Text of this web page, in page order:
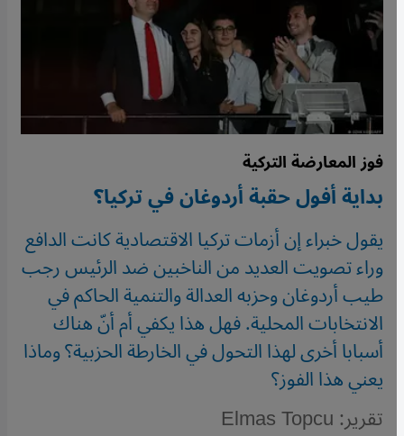
فوز المعارضة التركية
بداية أفول حقبة أردوغان في تركيا؟
يقول خبراء إن أزمات تركيا الاقتصادية كانت الدافع
وراء تصويت العديد من الناخبين ضد الرئيس رجب
طيب أردوغان وحزبه العدالة والتنمية الحاكم في
الانتخابات المحلية. فهل هذا يكفي أم أنّ هناك
أسبابا أخرى لهذا التحول في الخارطة الحزبية؟ وماذا
يعني هذا الفوز؟
تقرير: Elmas Topcu